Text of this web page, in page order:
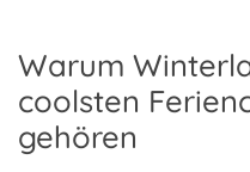
Warum
coolsten
gehören